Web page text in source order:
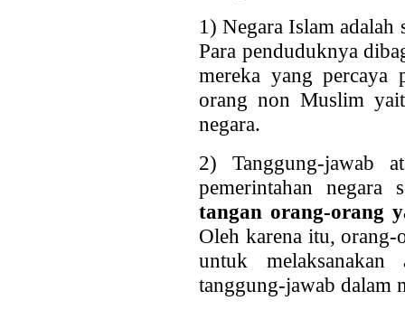
1) Negara Islam adalah
Para penduduknya
mereka yang percaya
orang non Muslim
negara.
2) Tanggung-jawab
pemerintahan negara
tangan orang-orang
Oleh karena itu,
untuk
tanggung-jawab dalam